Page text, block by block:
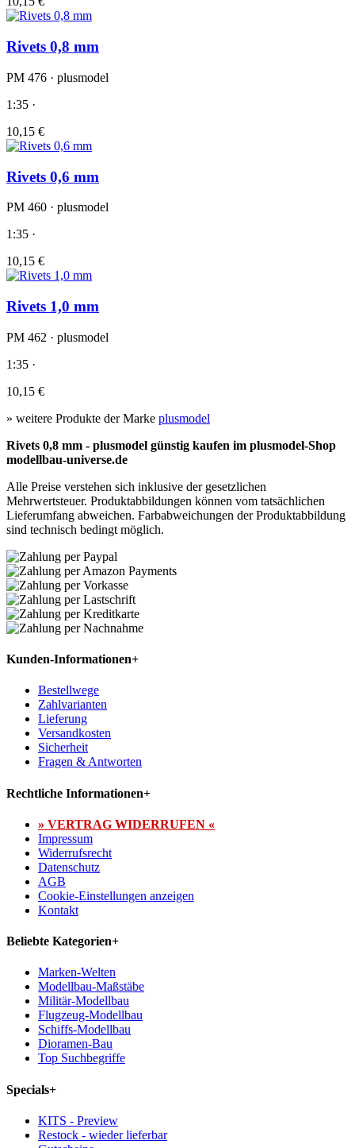
Rivets 0,8 mm
PM 476 · plusmodel
1:35 ·
10,15 €
Rivets 0,6 mm
PM 460 · plusmodel
1:35 ·
10,15 €
Rivets 1,0 mm
PM 462 · plusmodel
1:35 ·
10,15 €
» weitere Produkte der Marke plusmodel
Rivets 0,8 mm - plusmodel günstig kaufen im plusmodel-Shop
modellbau-universe.de
Alle Preise verstehen sich inklusive der gesetzlichen
Mehrwertsteuer. Produktabbildungen können vom tatsächlichen
Lieferumfang abweichen. Farbabweichungen der Produktabbildung
sind technisch bedingt möglich.
Kunden-Informationen+
Bestellwege
Zahlvarianten
Lieferung
Versandkosten
Sicherheit
Fragen & Antworten
Rechtliche Informationen+
» VERTRAG WIDERRUFEN «
Impressum
Widerrufsrecht
Datenschutz
AGB
Cookie-Einstellungen anzeigen
Kontakt
Beliebte Kategorien+
Marken-Welten
Modellbau-Maßstäbe
Militär-Modellbau
Flugzeug-Modellbau
Schiffs-Modellbau
Dioramen-Bau
Top Suchbegriffe
Specials+
KITS - Preview
Restock - wieder lieferbar